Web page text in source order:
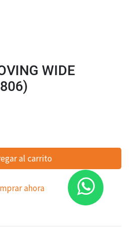
WIDE
al carrito
ahora